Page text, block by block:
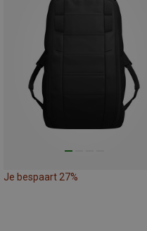
Je bespaart 27%